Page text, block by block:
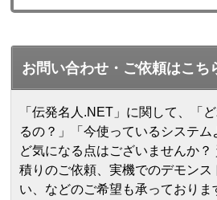
お問い合わせ・ご依頼はこち
「伝発名人.NET」に関して、「
るの？」「今使っているシステ
ど気になる点はございませんか？
積りのご依頼、実機でのデモンス
い、などのご希望も承っており